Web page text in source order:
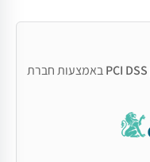
באמצעות חברת